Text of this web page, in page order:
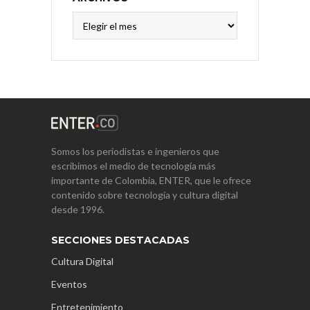
Somos los periodistas e ingenieros que
escribimos el medio de tecnología más
importante de Colombia, ENTER, que le ofrece
contenido sobre tecnología y cultura digital
desde 1996.
SECCIONES DESTACADAS
Cultura Digital
Eventos
Entretenimiento